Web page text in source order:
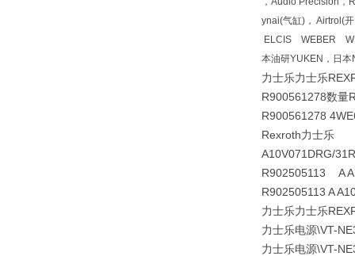
ynai(气缸)， Airtrol(
ELCIS WEBER
本油研YUKEN，日本
力士乐力士乐
R900561278数量
R900561278
Rexroth力士乐
A10V071DRG/
R902505113 A
R902505113 A
力士乐力士乐
力士乐电源\VT-
力士乐电源\VT-